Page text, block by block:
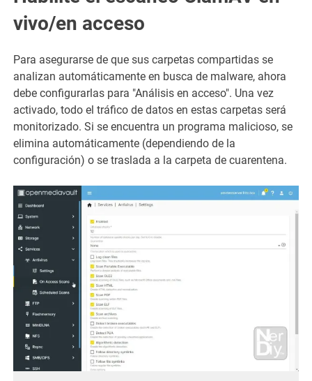
vivo/en acceso
Para asegurarse de que sus carpetas compartidas se
analizan automáticamente en busca de malware, ahora
debe configurarlas para "Análisis en acceso". Una vez
activado, todo el tráfico de datos en estas carpetas será
monitorizado. Si se encuentra un programa malicioso, se
elimina automáticamente (dependiendo de la
configuración) o se traslada a la carpeta de cuarentena.